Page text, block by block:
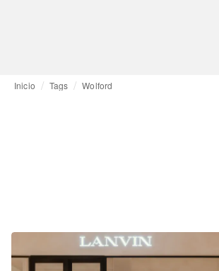
Inicio Tags Wolford